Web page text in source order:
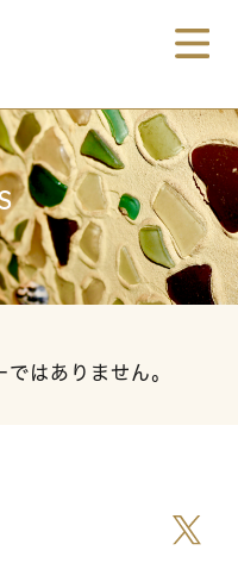
はありません。